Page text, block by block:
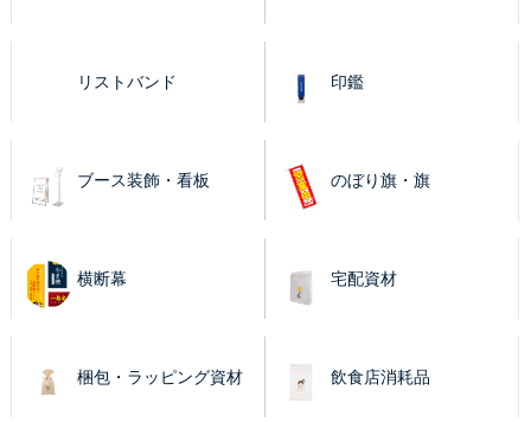
リストバンド 印鑑
ブース装飾・看板 のぼり旗・旗
横断幕 宅配資材
梱包・ラッピング資材 飲食店消耗品